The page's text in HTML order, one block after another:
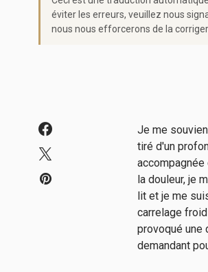
éviter les erreurs, veuillez nous
nous nous efforcerons de la corriger.
Je me
tiré d'un
la douleur, je
lit et je me
carrelage
provoqué une
demandant